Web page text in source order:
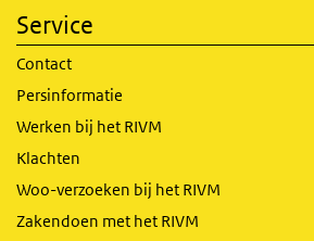
Service
Contact
Persinformatie
Werken bij het RIVM
Klachten
Woo-verzoeken bij het RIVM
Zakendoen met het RIVM